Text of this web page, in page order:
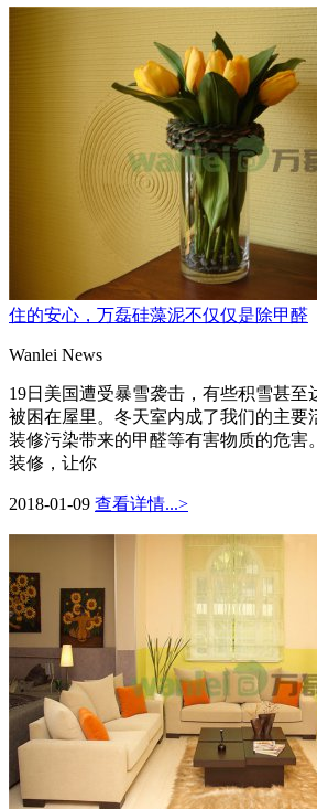
住的安心，万磊硅藻泥不仅仅是除甲醛
Wanlei News
19日美国遭受暴雪袭击，有些积雪甚至
被困在屋里。冬天室内成了我们的主要
装修污染带来的甲醛等有害物质的危害
装修，让你
2018-01-09 查看详情...>